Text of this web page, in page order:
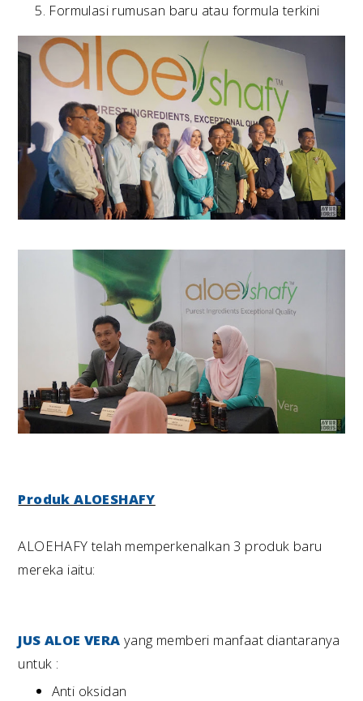
Formulasi rumusan baru atau formula terkini
Produk ALOESHAFY
ALOEHAFY telah memperkenalkan 3 produk baru
mereka iaitu:
JUS ALOE VERA yang memberi manfaat diantaranya
untuk :
Anti oksidan